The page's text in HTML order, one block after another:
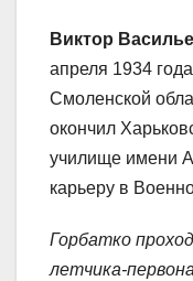
Виктор
апреля 1934
Смоленской
окончил
училище имени
карьеру в
Горбатко
летчика-